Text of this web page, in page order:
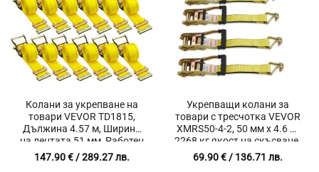
Колани за укрепване на
товари VEVOR TD1815,
Дължина 4.57 м, Ширина
на лентата 51 мм, Работен
товар до 662 кг, Комплект
18 броя
147.90€/ 289.27 лв.
Укрепващи колани за
товари с тресчотка VEVOR
XMRS50-4-2, 50 мм x 4.6 м,
2268 кг якост на скъсване,
Комплект 4 броя
69.90€/ 136.71 лв.